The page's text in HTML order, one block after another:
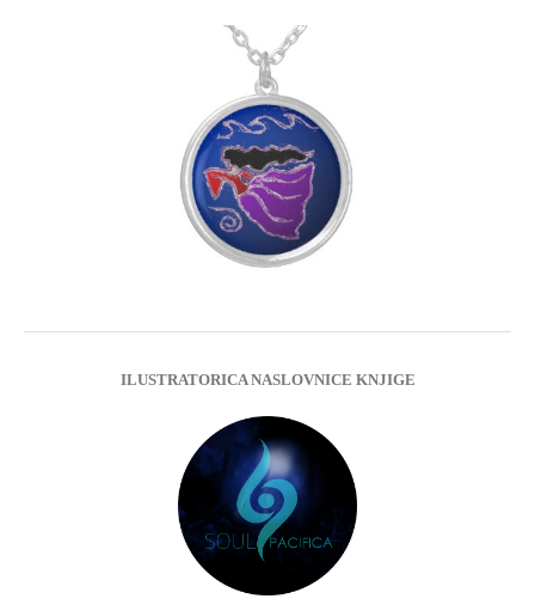
ILUSTRATORICA NASLOVNICE KNJIGE